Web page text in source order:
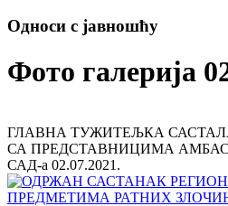
Односи с јавношћу
Фото галерија
ГЛАВНА ТУЖИТЕЉКА
СА ПРЕДСТАВНИЦИМА
САД-а 02.07.2021.